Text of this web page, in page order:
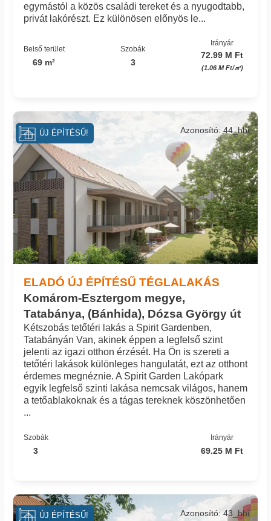
egymástól a közös családi tereket és a nyugodtabb,
privát lakórészt. Ez különösen előnyös le...
Belső terület
69 m²
Szobák
3
Irányár
72.99 M Ft
(1.06 M Ft/㎡)
ELADÓ ÚJ ÉPÍTÉSŰ TÉGLALAKÁS
Komárom-Esztergom megye,
Tatabánya, (Bánhida), Dózsa György út
Azonosító: 44_hbi
Kétszobás tetőtéri lakás a Spirit Gardenben,
Tatabányán Van, akinek éppen a legfelső szint
jelenti az igazi otthon érzését. Ha Ön is szereti a
tetőtéri lakások különleges hangulatát, ezt az otthont
érdemes megnéznie. A Spirit Garden Lakópark
egyik legfelső szinti lakása nemcsak világos, hanem
a tetőablakoknak és a tágas tereknek köszönhetően
...
Szobák
3
Irányár
69.25 M Ft
ÚJ ÉPÍTÉSŰ!
Azonosító: 43_hbi
ÚJ ÉPÍTÉSŰ!